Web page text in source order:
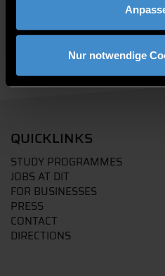
Nur notwendige
QUICKLINKS
STUDY PROGRAMMES
JOBS AT DIT
FOR BUSINESSES
PRESS
CONTACT
DIRECTIONS